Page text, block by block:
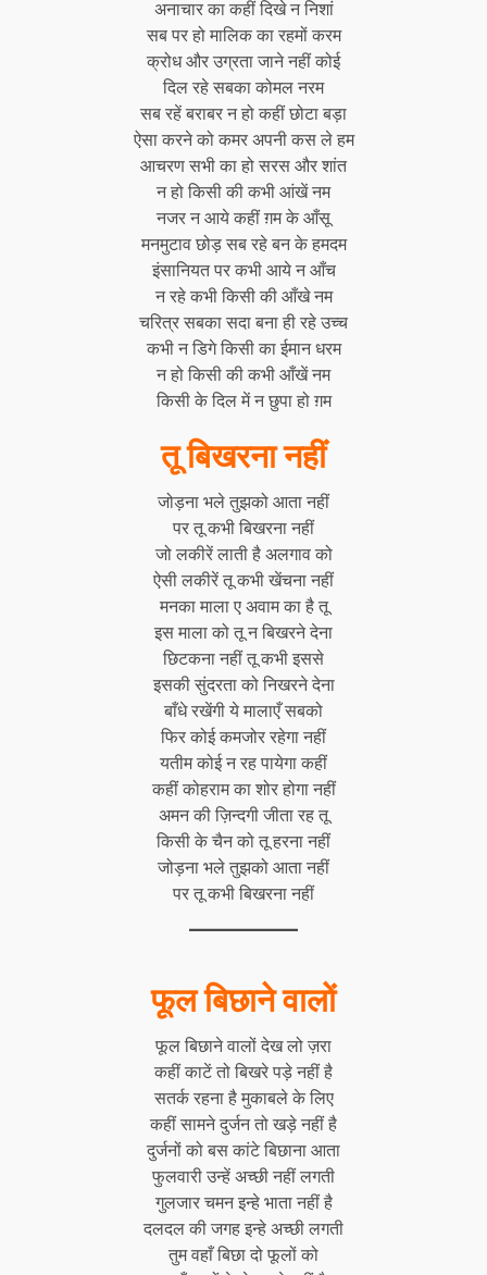
अनाचार का कहीं दिखे न निशां
सब पर हो मालिक का रहमों करम
क्रोध और उग्रता जाने नहीं कोई
दिल रहे सबका कोमल नरम
सब रहें बराबर न हो कहीं छोटा बड़ा
ऐसा करने को कमर अपनी कस ले हम
आचरण सभी का हो सरस और शांत
न हो किसी की कभी आंखें नम
नजर न आये कहीं ग़म के आँसू
मनमुटाव छोड़ सब रहे बन के हमदम
इंसानियत पर कभी आये न आँच
न रहे कभी किसी की आँखे नम
चरित्र सबका सदा बना ही रहे उच्च
कभी न डिगे किसी का ईमान धरम
न हो किसी की कभी आँखें नम
किसी के दिल में न छुपा हो ग़म
तू बिखरना नहीं
जोड़ना भले तुझको आता नहीं
पर तू कभी बिखरना नहीं
जो लकीरें लाती है अलगाव को
ऐसी लकीरें तू कभी खेंचना नहीं
मनकामाला ए अवाम का है तू
इस माला को तू न बिखरने देना
छिटकना नहीं तू कभी इससे
इसकी सुंदरता को निखरने देना
बाँधे रखेंगी ये मालाएँ सबको
फिर कोई कमजोर रहेगा नहीं
यतीम कोई न रह पायेगा कहीं
कहीं कोहराम का शोर होगा नहीं
अमन की ज़िन्दगी जीता रह तू
किसी के चैन को तू हरना नहीं
जोड़ना भले तुझको आता नहीं
पर तू कभी बिखरना नहीं
फूल बिछाने वालों
फूल बिछाने वालों देख लो ज़रा
कहीं काटें तो बिखरे पड़े नहीं है
सतर्क रहना है मुकाबले के लिए
कहीं सामने दुर्जन तो खड़े नहीं है
दुर्जनों को बस कांटे बिछाना आता
फुलवारीउन्हें अच्छी नहीं लगती
गुलजार चमन इन्हे भाता नहीं है
दलदल की जगह इन्हे अच्छी लगती
तुम वहाँ बिछा दो फूलों को